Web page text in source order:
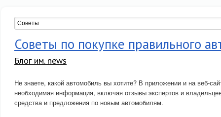
Советы по покупке правильного
Блог им. news
Не знаете, какой автомобиль вы хотите? В приложении и на веб-
необходимая информация, включая отзывы экспертов и
средства и предложения по новым автомобилям.